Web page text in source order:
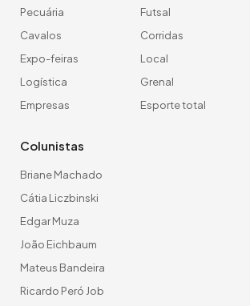
Pecuária
Cavalos
Expo-feiras
Logística
Empresas
Futsal
Corridas
Local
Grenal
Esporte total
Colunistas
Briane Machado
Cátia Liczbinski
Edgar Muza
João Eichbaum
Mateus Bandeira
Ricardo Peró Job